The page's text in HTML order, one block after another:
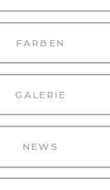
FARBEN
GALERIE
NEWS